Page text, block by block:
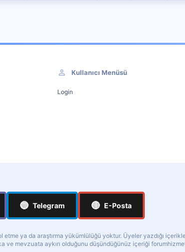
Kullanıcı Menüsü
Login
🔵 Telegram 🔴 E-Posta
etme ya da araştırma yükümlülüğü yoktur. Üyeler yazdığı
ve mevzuata aykırı olduğunu düşündüğünüz içeriği